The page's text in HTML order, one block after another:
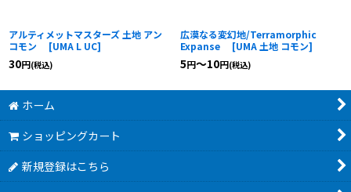
アルティメットマスターズ 土地 アン
コモン
[UMA L UC]
30円(税込)
広漠なる変幻地/Terramorphic
Expanse
[UMA 土地 コモン]
5円～10円(税込)
ホーム
ショッピングカート
新規登録はこちら